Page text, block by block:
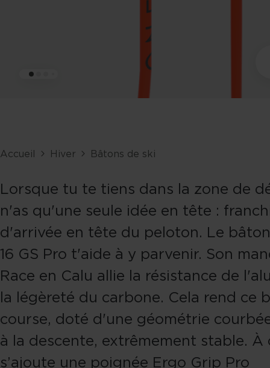
Accueil Hiver Bâtons de ski
Lorsque tu te tiens dans la zone de
n'as qu'une seule idée en tête :
d'arrivée en tête du peloton. Le
16 GS Pro t'aide à y parvenir. Son
Race en Calu allie la résistance de
la légèreté du carbone. Cela rend ce
course, doté d'une géométrie
à la descente, extrêmement stable. À
s’ajoute une poignée Ergo Grip Pro